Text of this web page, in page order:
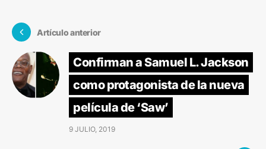
Artículo anterior
Confirman a Samuel L. Jackson
como protagonista de la nueva
película de ‘Saw’
9 JULIO, 2019